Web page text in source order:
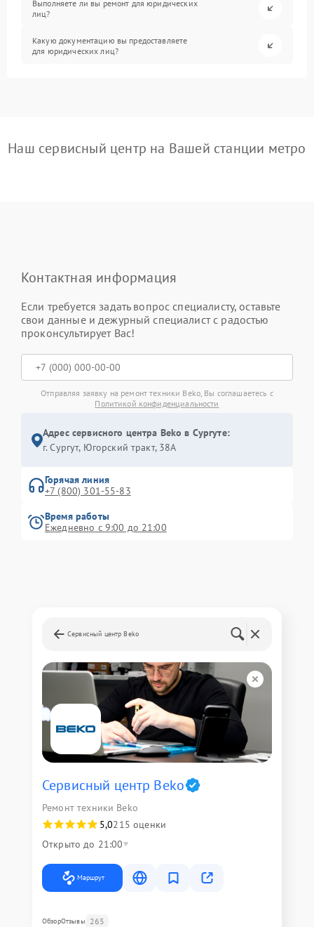
Выполняете ли вы ремонт для юридических
лиц?
Какую документацию вы предоставляете
для юридических лиц?
Наш сервисный центр на Вашей станции метро
Контактная информация
Если требуется задать вопрос специалисту, оставьте
свои данные и дежурный специалист с радостью
проконсультирует Вас!
Отправляя заявку на ремонт техники Beko, Вы соглашаетесь с
Политикой конфиденциальности
Адрес сервисного центра Beko в Сургуте:
г. Сургут, Югорский тракт, 38А
Горячая линия
+7 (800) 301-55-83
Время работы
Ежедневно с 9:00 до 21:00
Сервисный центр Beko
Сервисный центр Beko
Ремонт техники Beko
5,0215 оценки
Открыто до 21:00
Маршрут
ОбзорОтзывы 265